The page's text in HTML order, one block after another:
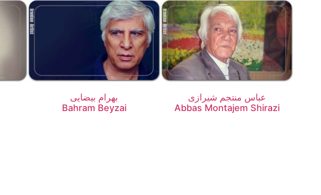
عباس منتجم شیرازی
Abbas Montajem Shirazi
بهرام بیضایی
Bahram Beyzai